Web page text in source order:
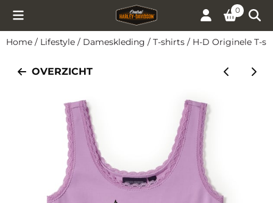
Cookievoorkeuren zijn momenteel gesloten. 0
Home / Lifestyle / Dameskleding / T-shirts / H-D Originele T-
OVERZICHT